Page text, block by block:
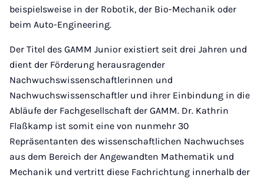
beispielsweise in der Robotik, der Bio-Mechanik oder
beim Auto-Engineering.
Der Titel des GAMM Junior existiert seit drei Jahren und
dient der Förderung herausragender
Nachwuchswissenschaftlerinnen und
Nachwuchswissenschaftler und ihrer Einbindung in die
Abläufe der Fachgesellschaft der GAMM. Dr. Kathrin
Flaßkamp ist somit eine von nunmehr 30
Repräsentanten des wissenschaftlichen Nachwuchses
aus dem Bereich der Angewandten Mathematik und
Mechanik und vertritt diese Fachrichtung innerhalb der